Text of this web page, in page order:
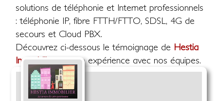
solutions de téléphonie et Internet professionnels
: téléphonie IP, fibre FTTH/FTTO, SDSL, 4G de
secours et Cloud PBX.
Découvrez ci-dessous le témoignage de Hestia
Immobiliersur son expérience avec nos équipes.